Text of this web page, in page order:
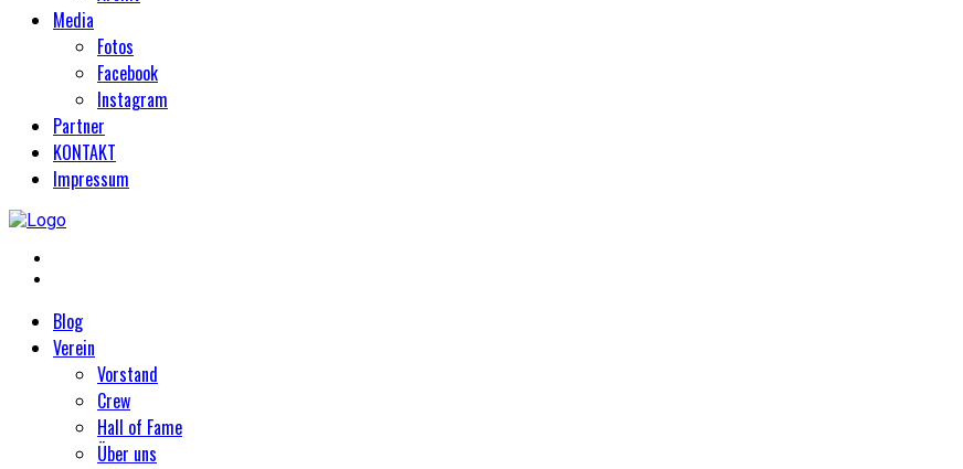
Media
Fotos
Facebook
Instagram
Partner
KONTAKT
Impressum
Blog
Verein
Vorstand
Crew
Hall of Fame
Über uns